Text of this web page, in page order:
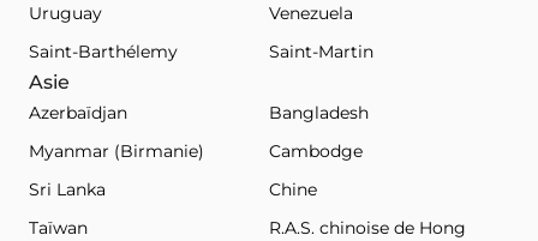
Uruguay
Venezuela
Saint-Barthélemy
Saint-Martin
Asie
Azerbaïdjan
Bangladesh
Myanmar (Birmanie)
Cambodge
Sri Lanka
Chine
Taïwan
R.A.S. chinoise de Hong